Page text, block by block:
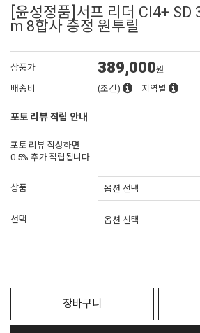
[윤성정품]서프 리더 CI4+ SD
m 8합사 증정 원투릴
상품가 389,000원
배송비
(조건) 지역별
포토 리뷰 적립 안내
포토 리뷰 작성하면
0.5% 추가 적립됩니다.
상품
선택
장바구니